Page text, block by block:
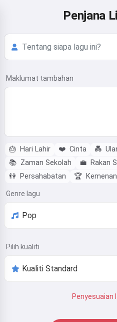
Penjana
Maklumat tambahan
🎂 Hari Lahir ❤️ Cinta 💑
📚 Zaman Sekolah 💼 Rakan
👫 Persahabatan 🏆
Genre lagu
Pilih kualiti
Penyesuaian